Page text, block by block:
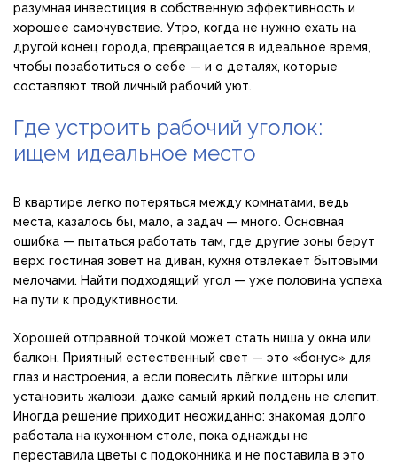
разумная инвестиция в собственную эффективность и
хорошее самочувствие. Утро, когда не нужно ехать на
другой конец города, превращается в идеальное время,
чтобы позаботиться о себе — и о деталях, которые
составляют твой личный рабочий уют.
Где устроить рабочий уголок:
ищем идеальное место
В квартире легко потеряться между комнатами, ведь
места, казалось бы, мало, а задач — много. Основная
ошибка — пытаться работать там, где другие зоны берут
верх: гостиная зовет на диван, кухня отвлекает бытовыми
мелочами. Найти подходящий угол — уже половина успеха
на пути к продуктивности.
Хорошей отправной точкой может стать ниша у окна или
балкон. Приятный естественный свет — это «бонус» для
глаз и настроения, а если повесить лёгкие шторы или
установить жалюзи, даже самый яркий полдень не слепит.
Иногда решение приходит неожиданно: знакомая долго
работала на кухонном столе, пока однажды не
переставила цветы с подоконника и не поставила в это